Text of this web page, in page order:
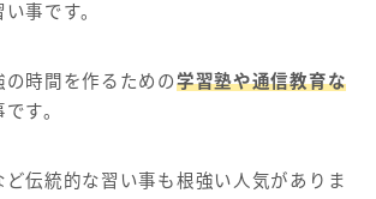
事です。
時間を作るための学習塾や通信教育な
す。
ど伝統的な習い事も根強い人気がありま